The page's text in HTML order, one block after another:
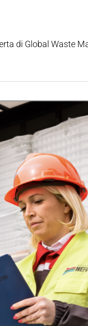
di Global Waste